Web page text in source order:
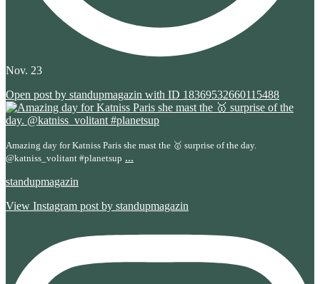
Nov. 23
Open post by standupmagazin with ID 18369532660115488
Amazing day for Katniss Paris she mast the 🥇 surprise of the day.
@katniss_volitant #planetsup ...
standupmagazin
View Instagram post by standupmagazin